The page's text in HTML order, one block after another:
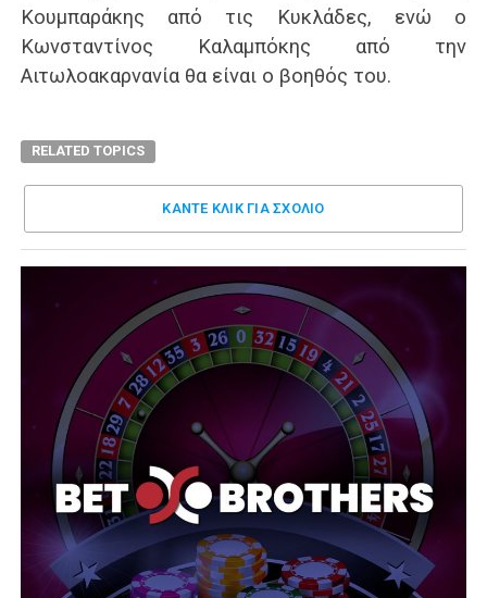
Κουμπαράκης από τις Κυκλάδες, ενώ ο
Κωνσταντίνος Καλαμπόκης από την
Αιτωλοακαρνανία θα είναι ο βοηθός του.
RELATED TOPICS
ΚΑΝΤΕ ΚΛΊΚ ΓΙΑ ΣΧΌΛΙΟ